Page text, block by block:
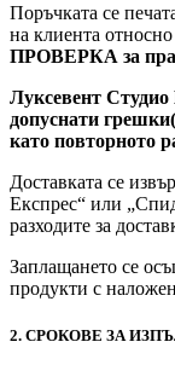
Поръчката се
на клиента
ПРОВЕРКА за
Луксевент
допуснати
като повторното
Доставката се
Експрес“ или
разходите за
Заплащането се
продукти с
2. СРОКОВЕ ЗА